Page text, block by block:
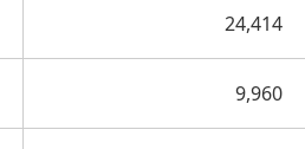
24,414
9,960